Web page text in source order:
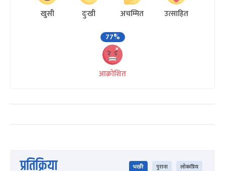
खुसी दुःखी अचम्मित
उत्साहित
77%
आक्रोशित
प्रतिक्रिया भर्खरै पुराना लोकप्रिय